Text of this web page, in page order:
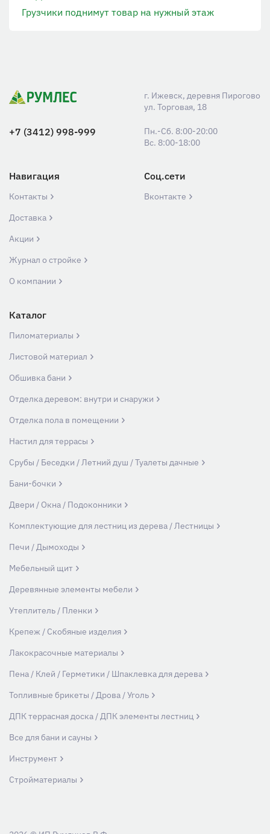
Грузчики поднимут товар на нужный этаж
г. Ижевск, деревня Пирогово
ул. Торговая, 18
+7 (3412) 998-999
Пн.-Сб. 8:00-20:00
Вс. 8:00-18:00
Навигация
Контакты
Доставка
Акции
Журнал о стройке
О компании
Соц.сети
Вконтакте
Каталог
Пиломатериалы
Листовой материал
Обшивка бани
Отделка деревом: внутри и снаружи
Отделка пола в помещении
Настил для террасы
Срубы / Беседки / Летний душ / Туалеты дачные
Бани-бочки
Двери / Окна / Подоконники
Комплектующие для лестниц из дерева / Лестницы
Печи / Дымоходы
Мебельный щит
Деревянные элементы мебели
Утеплитель / Пленки
Крепеж / Скобяные изделия
Лакокрасочные материалы
Пена / Клей / Герметики / Шпаклевка для дерева
Топливные брикеты / Дрова / Уголь
ДПК террасная доска / ДПК элементы лестниц
Все для бани и сауны
Инструмент
Стройматериалы